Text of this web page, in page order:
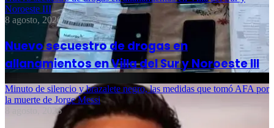
Noroeste III
8 agosto, 2026
Nuevo secuestro de drogas en
allanamientos en Villa del Sur y Noroeste III
Minuto de silencio y brazalete negro, las medidas que tomó AFA por
la muerte de Jorge Messi
8 agosto, 2026